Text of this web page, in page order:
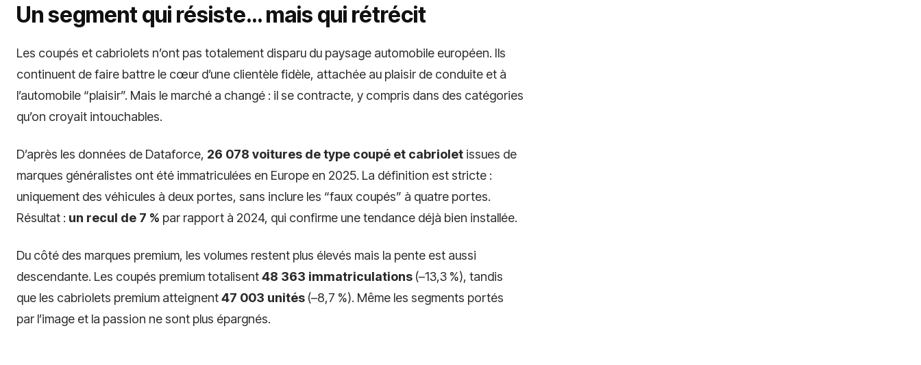
Un segment qui résiste… mais qui rétrécit
Les coupés et cabriolets n’ont pas totalement disparu du paysage automobile européen. Ils
continuent de faire battre le cœur d’une clientèle fidèle, attachée au plaisir de conduite et à
l’automobile “plaisir”. Mais le marché a changé : il se contracte, y compris dans des catégories
qu’on croyait intouchables.
D’après les données de Dataforce, 26 078 voitures de type coupé et cabriolet issues de
marques généralistes ont été immatriculées en Europe en 2025. La définition est stricte :
uniquement des véhicules à deux portes, sans inclure les “faux coupés” à quatre portes.
Résultat : un recul de 7 % par rapport à 2024, qui confirme une tendance déjà bien installée.
Du côté des marques premium, les volumes restent plus élevés mais la pente est aussi
descendante. Les coupés premium totalisent48 363 immatriculations (–13,3 %), tandis
que les cabriolets premium atteignent47 003 unités (–8,7 %). Même les segments portés
par l’image et la passion ne sont plus épargnés.